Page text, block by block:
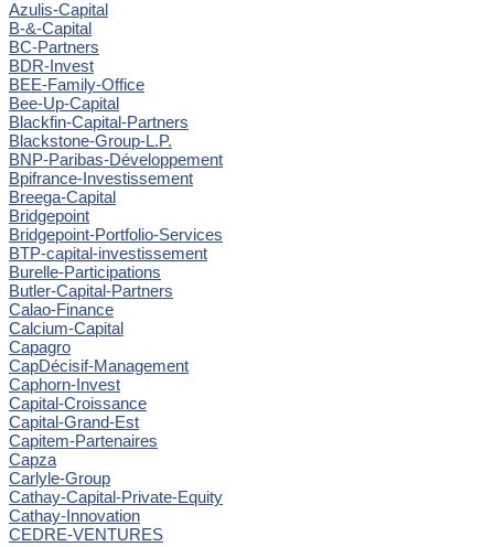
Azulis-Capital
B-&-Capital
BC-Partners
BDR-Invest
BEE-Family-Office
Bee-Up-Capital
Blackfin-Capital-Partners
Blackstone-Group-L.P.
BNP-Paribas-Développement
Bpifrance-Investissement
Breega-Capital
Bridgepoint
Bridgepoint-Portfolio-Services
BTP-capital-investissement
Burelle-Participations
Butler-Capital-Partners
Calao-Finance
Calcium-Capital
Capagro
CapDécisif-Management
Caphorn-Invest
Capital-Croissance
Capital-Grand-Est
Capitem-Partenaires
Capza
Carlyle-Group
Cathay-Capital-Private-Equity
Cathay-Innovation
CEDRE-VENTURES